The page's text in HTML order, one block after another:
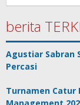
berita
Agustiar Sabran
Percasi
Turnamen Catur